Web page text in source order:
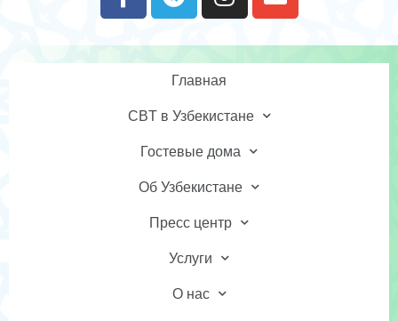
Главная
CBT в Узбекистане
Гостевые дома
Об Узбекистане
Пресс центр
Услуги
О нас